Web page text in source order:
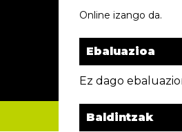
Online izango da.
Ebaluazioa
Ez dago
Baldintzak